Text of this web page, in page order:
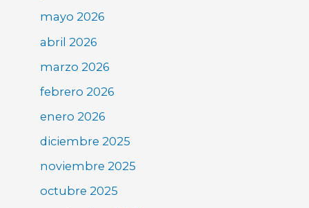
mayo 2026
abril 2026
marzo 2026
febrero 2026
enero 2026
diciembre 2025
noviembre 2025
octubre 2025